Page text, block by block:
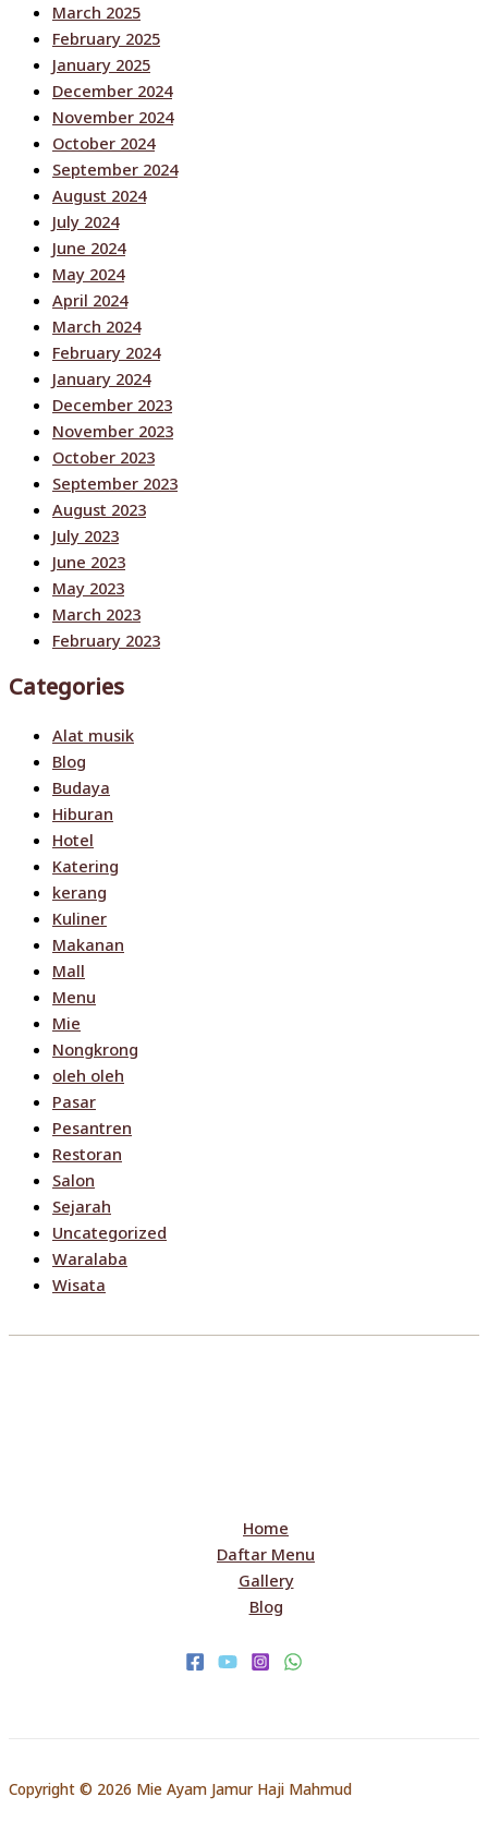
March 2025
February 2025
January 2025
December 2024
November 2024
October 2024
September 2024
August 2024
July 2024
June 2024
May 2024
April 2024
March 2024
February 2024
January 2024
December 2023
November 2023
October 2023
September 2023
August 2023
July 2023
June 2023
May 2023
March 2023
February 2023
Categories
Alat musik
Blog
Budaya
Hiburan
Hotel
Katering
kerang
Kuliner
Makanan
Mall
Menu
Mie
Nongkrong
oleh oleh
Pasar
Pesantren
Restoran
Salon
Sejarah
Uncategorized
Waralaba
Wisata
Home
Daftar Menu
Gallery
Blog
Copyright © 2026 Mie Ayam Jamur Haji Mahmud